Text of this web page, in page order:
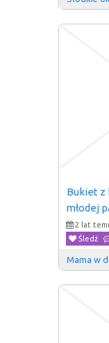
Bukiet z
młodej
2 lat
Śledź
Mama w